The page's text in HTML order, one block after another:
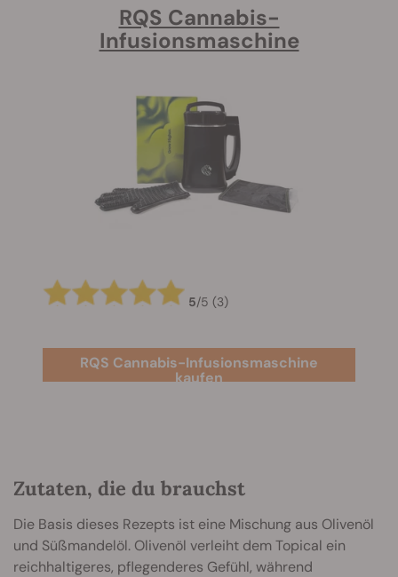
RQS Cannabis-
Infusionsmaschine
5/5 (3)
RQS Cannabis-Infusionsmaschine
kaufen
Zutaten, die du brauchst
Die Basis dieses Rezepts ist eine Mischung aus Olivenöl
und Süßmandelöl. Olivenöl verleiht dem Topical ein
reichhaltigeres, pflegenderes Gefühl, während